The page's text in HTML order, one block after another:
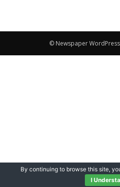
© Newspaper
By continuing to browse this site,
I